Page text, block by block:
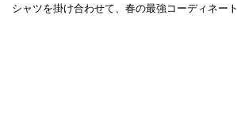
シャツを掛け合わせて、春の最強コーディネート